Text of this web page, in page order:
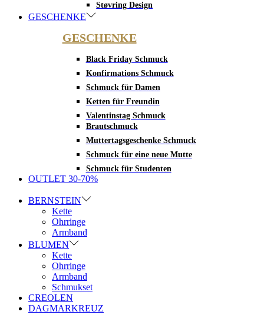
Støvring Design
GESCHENKE
GESCHENKE
Black Friday Schmuck
Konfirmations Schmuck
Schmuck für Damen
Ketten für Freundin
Valentinstag Schmuck
Brautschmuck
Muttertagsgeschenke Schmuck
Schmuck für eine neue Mutte
Schmuck für Studenten
OUTLET 30-70%
BERNSTEIN
Kette
Ohrringe
Armband
BLUMEN
Kette
Ohrringe
Armband
Schmukset
CREOLEN
DAGMARKREUZ